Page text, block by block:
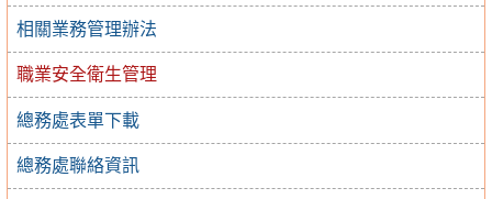
相關業務管理辦法
職業安全衛生管理
總務處表單下載
總務處聯絡資訊